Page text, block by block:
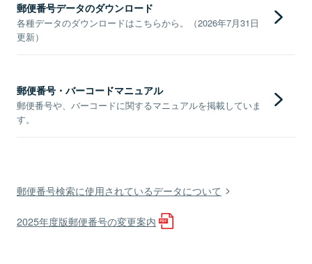
郵便番号データのダウンロード
各種データのダウンロードはこちらから。（2026年7月31日
更新）
郵便番号・バーコードマニュアル
郵便番号や、バーコードに関するマニュアルを掲載していま
す。
郵便番号検索に使用されているデータについて
2025年度版郵便番号の変更案内